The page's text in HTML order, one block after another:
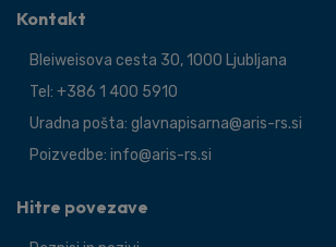
Kontakt
Bleiweisova cesta 30, 1000 Ljubljana
Tel: +386 1 400 5910
Uradna pošta: glavnapisarna@aris-rs.si
Poizvedbe: info@aris-rs.si
Hitre povezave